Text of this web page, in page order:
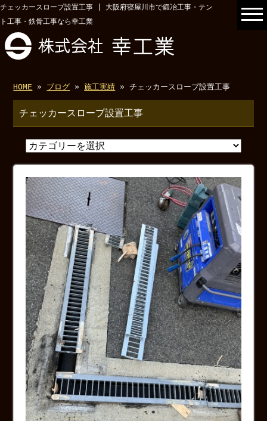
チェッカースロープ設置工事 | 大阪府寝屋川市で鍛冶工事・テン
ト工事・鉄骨工事なら幸工業
HOME » ブログ »施工実績 » チェッカースロープ設置工事
チェッカースロープ設置工事